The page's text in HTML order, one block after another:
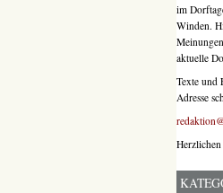
im
Winden.
aktuelle
Texte und
Adresse